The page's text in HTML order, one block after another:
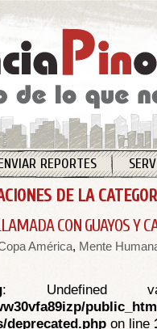
REPORTES
DE LA
CON GUAYOS Y
América, Mente
: Undefined
deprecated.php on line